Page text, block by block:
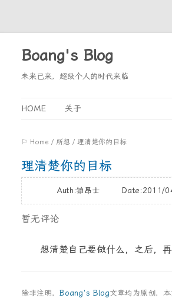
Boang's Blog
未来已来，超级个人的时代来临
HOME 关于
⚐ Home / 所想 / 理清楚你的目标
理清楚你的目标
Auth:铂昂士
暂无评论
想清楚自己要做什么，之后，
除非注明， Boang's Blog文章均为原创，